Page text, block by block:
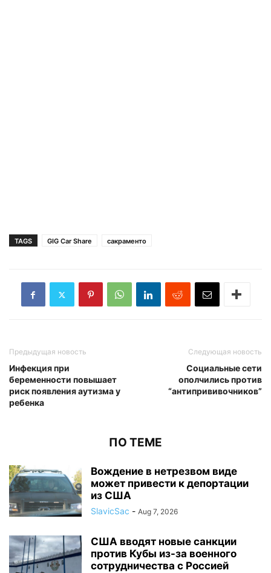
TAGS GIG Car Share сакраменто
Предыдущая новость
Инфекция при
беременности повышает
риск появления аутизма у
ребенка
Следующая новость
Социальные сети
ополчились против
“антипрививочников”
ПО ТЕМЕ
Вождение в нетрезвом виде
может привести к депортации
из США
SlavicSac - Aug 7, 2026
США вводят новые санкции
против Кубы из-за военного
сотрудничества с Россией